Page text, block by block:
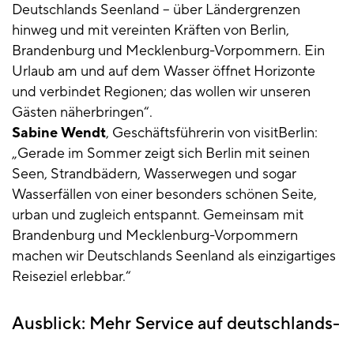
Deutschlands Seenland – über Ländergrenzen
hinweg und mit vereinten Kräften von Berlin,
Brandenburg und Mecklenburg-Vorpommern. Ein
Urlaub am und auf dem Wasser öffnet Horizonte
und verbindet Regionen; das wollen wir unseren
Gästen näherbringen“.
Sabine Wendt, Geschäftsführerin von visitBerlin:
„Gerade im Sommer zeigt sich Berlin mit seinen
Seen, Strandbädern, Wasserwegen und sogar
Wasserfällen von einer besonders schönen Seite,
urban und zugleich entspannt. Gemeinsam mit
Brandenburg und Mecklenburg-Vorpommern
machen wir Deutschlands Seenland als einzigartiges
Reiseziel erlebbar.“
Ausblick: Mehr Service auf deutschlands-